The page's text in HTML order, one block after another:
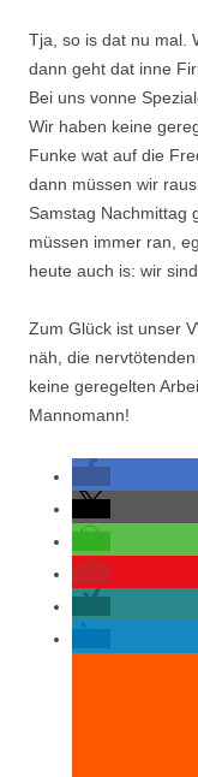
Tja, so is dat nu mal.
dann geht dat inne
Bei uns vonne
Wir haben keine
Funke wat auf die
dann müssen wir
Samstag Nachmittag
müssen immer ran,
heute auch is: wir
Zum Glück ist unser
näh, die
keine geregelten
Mannomann!